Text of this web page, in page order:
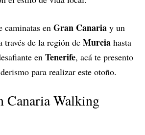
caminatas en Gran Canaria y un
través de la región de Murcia hasta
en Tenerife, acá te presento
para realizar este otoño.
Canaria Walking